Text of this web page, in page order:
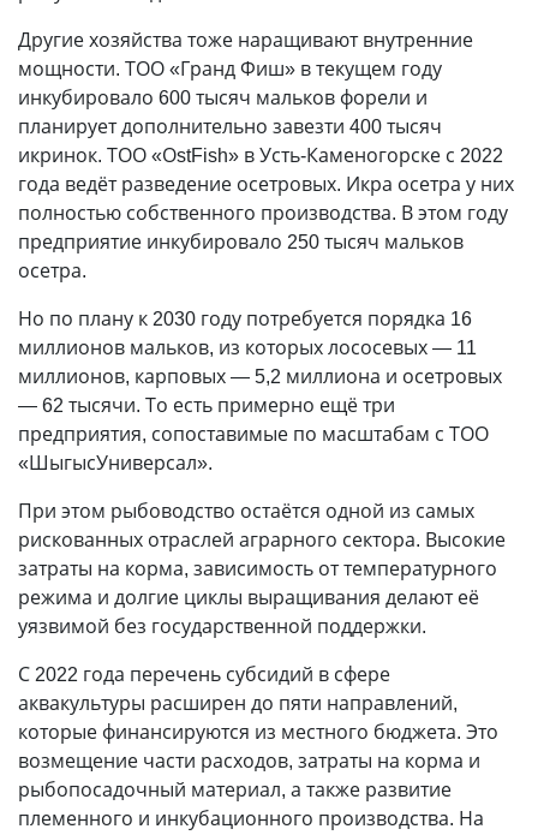
Другие хозяйства тоже наращивают внутренние
мощности. ТОО «Гранд Фиш» в текущем году
инкубировало 600 тысяч мальков форели и
планирует дополнительно завезти 400 тысяч
икринок. ТОО «ОstFish» в Усть-Каменогорске с 2022
года ведёт разведение осетровых. Икра осетра у них
полностью собственного производства. В этом году
предприятие инкубировало 250 тысяч мальков
осетра.
Но по плану к 2030 году потребуется порядка 16
миллионов мальков, из которых лососевых — 11
миллионов, карповых — 5,2 миллиона и осетровых
— 62 тысячи. То есть примерно ещё три
предприятия, сопоставимые по масштабам с ТОО
«ШыгысУниверсал».
При этом рыбоводство остаётся одной из самых
рискованных отраслей аграрного сектора. Высокие
затраты на корма, зависимость от температурного
режима и долгие циклы выращивания делают её
уязвимой без государственной поддержки.
С 2022 года перечень субсидий в сфере
аквакультуры расширен до пяти направлений,
которые финансируются из местного бюджета. Это
возмещение части расходов, затраты на корма и
рыбопосадочный материал, а также развитие
племенного и инкубационного производства. На